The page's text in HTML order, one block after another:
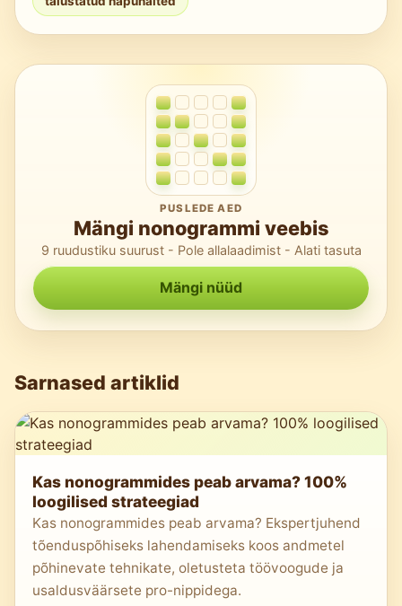
PUSLEDE AED
Mängi nonogrammi veebis
9 ruudustiku suurust - Pole allalaadimist - Alati tasuta
Mängi nüüd
Sarnased artiklid
Kas nonogrammides peab arvama? 100%
loogilised strateegiad
Kas nonogrammides peab arvama? Ekspertjuhend
tõenduspõhiseks lahendamiseks koos andmetel
põhinevate tehnikate, oletusteta töövoogude ja
usaldusväärsete pro-nippidega.